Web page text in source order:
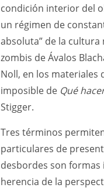
condición interior del
un régimen de
absoluta” de la
zombis de Ávalos
Noll, en los materiales
imposible de Qué
Stigger.
Tres términos
particulares de
desbordes son formas
herencia de la